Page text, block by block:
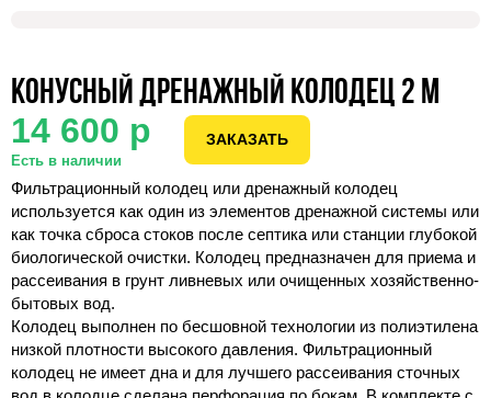
Конусный дренажный колодец 2 м
14 600 р
Есть в наличии
ЗАКАЗАТЬ
Фильтрационный колодец или дренажный колодец
используется как один из элементов дренажной системы или
как точка сброса стоков после септика или станции глубокой
биологической очистки. Колодец предназначен для приема и
рассеивания в грунт ливневых или очищенных хозяйственно-
бытовых вод.
Колодец выполнен по бесшовной технологии из полиэтилена
низкой плотности высокого давления. Фильтрационный
колодец не имеет дна и для лучшего рассеивания сточных